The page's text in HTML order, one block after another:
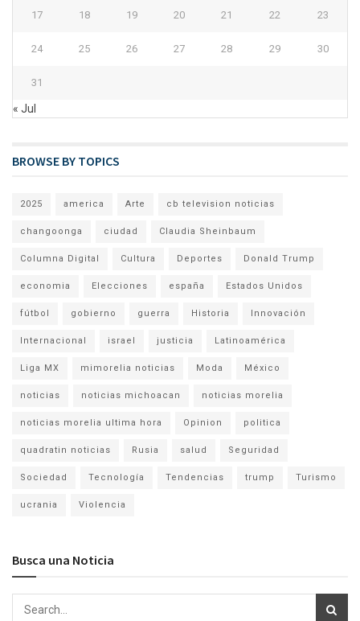
17 18 19 20 21 22 23
24 25 26 27 28 29 30
31
« Jul
BROWSE BY TOPICS
2025 america Arte cb television noticias
changoonga ciudad Claudia Sheinbaum
Columna Digital Cultura Deportes Donald Trump
economia Elecciones españa Estados Unidos
fútbol gobierno guerra Historia Innovación
Internacional israel justicia Latinoamérica
Liga MX mimorelia noticias Moda México
noticias noticias michoacan noticias morelia
noticias morelia ultima hora Opinion politica
quadratin noticias Rusia salud Seguridad
Sociedad Tecnología Tendencias trump Turismo
ucrania Violencia
Busca una Noticia